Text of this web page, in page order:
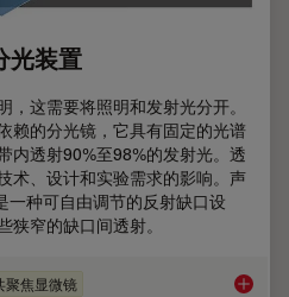
光装置
，这需要将照明和发射光分开。
赖的分光镜，它具有固定的光谱
内透射90%至98%的发射光。透
术、设计和实验需求的影响。声
一种可自由调节的反射缺口设
狭窄的缺口间透射。
聚焦显微镜 共聚焦